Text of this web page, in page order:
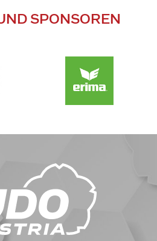
SPONSOREN